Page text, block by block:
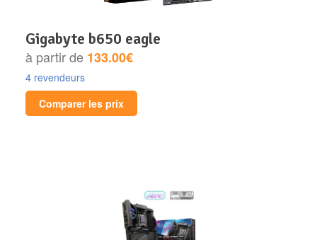
gigabyte b650 eagle
à partir de 133.00€
4 revendeurs
Comparer les prix